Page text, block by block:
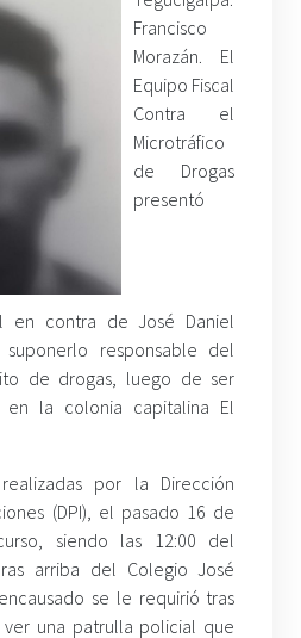
Francisco
Morazán. El
Equipo Fiscal
Contra el
Microtráfico
de Drogas
presentó
en contra de José Daniel
responsable del
de drogas, luego de ser
la colonia capitalina El
por la Dirección
(DPI), el pasado 16 de
siendo las 12:00 del
arriba del Colegio José
se le requirió tras
ver una patrulla policial que